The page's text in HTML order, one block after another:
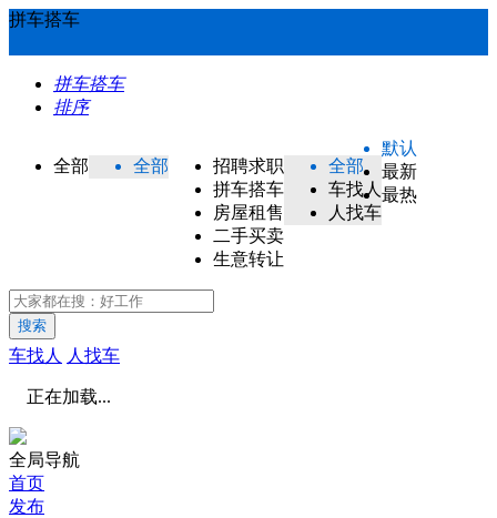
拼车搭车
拼车搭车
排序
全部 全部
招聘求职
拼车搭车
房屋租售
二手买卖
生意转让
全部
车找人
人找车
默认
最新
最热
搜索
车找人 人找车
正在加载...
全局导航
首页
发布